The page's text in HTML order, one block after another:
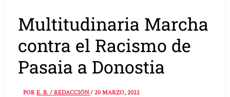
Multitudinaria Marcha
contra el Racismo de
Pasaia a Donostia
PORE. B. / REDACCIÓN/20 MARZO, 2022